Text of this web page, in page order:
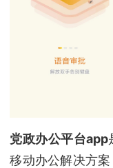
党政办公平台app
移动办公解决方